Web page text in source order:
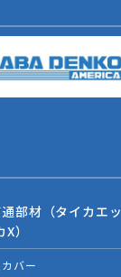
部材（タイカエッ
）
バー